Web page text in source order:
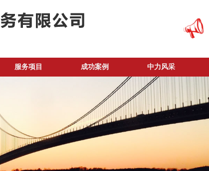
服务项目 成功案例 中力风采